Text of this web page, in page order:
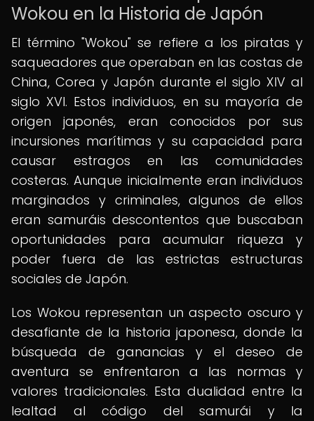
Wokou en la Historia de Japón
El término "Wokou" se refiere a los piratas y
saqueadores que operaban en las costas de
China, Corea y Japón durante el siglo XIV al
siglo XVI. Estos individuos, en su mayoría de
origen japonés, eran conocidos por sus
incursiones marítimas y su capacidad para
causar estragos en las comunidades
costeras. Aunque inicialmente eran individuos
marginados y criminales, algunos de ellos
eran samuráis descontentos que buscaban
oportunidades para acumular riqueza y
poder fuera de las estrictas estructuras
sociales de Japón.
Los Wokou representan un aspecto oscuro y
desafiante de la historia japonesa, donde la
búsqueda de ganancias y el deseo de
aventura se enfrentaron a las normas y
valores tradicionales. Esta dualidad entre la
lealtad al código del samurái y la